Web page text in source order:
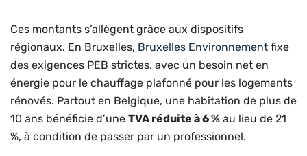
Ces montants s’allègent grâce aux dispositifs
régionaux. En Bruxelles, Bruxelles Environnement fixe
des exigences PEB strictes, avec un besoin net en
énergie pour le chauffage plafonné pour les logements
rénovés. Partout en Belgique, une habitation de plus de
10 ans bénéficie d’une TVA réduite à 6 % au lieu de 21
%, à condition de passer par un professionnel.